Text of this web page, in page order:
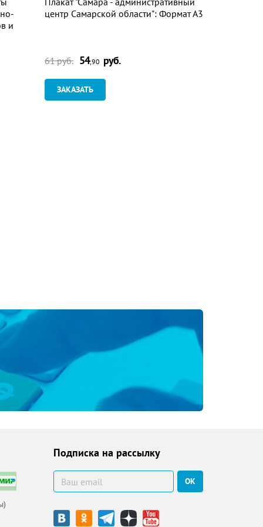
и
центр Самарской области": Формат А3
61 руб. 54,90 руб.
ЗАКАЗАТЬ
Подписка на рассылку
ОК